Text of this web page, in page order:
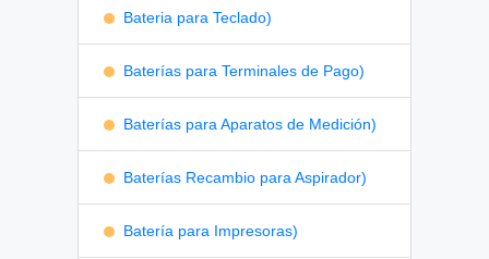
Bateria para Teclado)
Baterías para Terminales de Pago)
Baterías para Aparatos de Medición)
Baterías Recambio para Aspirador)
Batería para Impresoras)